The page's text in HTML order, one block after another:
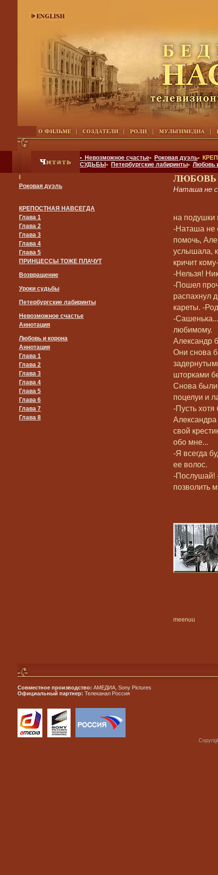
• Невозможное счастье• Роковая дуэль•
СУДЬБЫ • Петербургские лабиринты• Любовь
Роковая дуэль
КРЕПОСТНАЯ НАВСЕГДА
Глава 1
Глава 2
Глава 3
Глава 4
Глава 5
ПРИНЦЕССЫ ТОЖЕ ПЛАЧУТ
Возвращение
Уроки судьбы
Петербургские лабиринты
Невозможное счастье
Аннотация
Любовь и корона
Аннотация
Глава 1
Глава 2
Глава 3
Глава 4
Глава 5
Глава 6
Глава 7
Глава 8
ЛЮБОВЬ
Наташа не
на подушки
-Наташа не
помочь,
услышала,
кричит
-Нельзя!
-Пошел
распахнул
кареты. -
-
любимому.
Александр
Они снова
шторками
Снова были
поцелуи и
-Пусть хотя
Александра
свой
обо мне...
-Я всегда
ее волос.
-Послушай!
позволить
meenuu
Совместное производство: АМЕДИА, Sony Pictures
Официальный партнер: Телеканал Россия